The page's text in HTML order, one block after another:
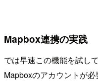
Mapbox連携の実践
では早速この機能を試し
Mapboxのアカウントが